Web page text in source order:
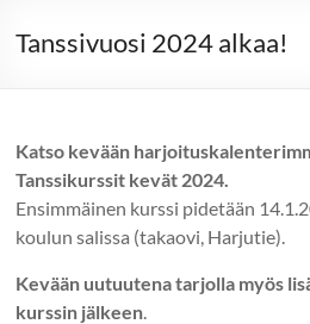
sivut
Tanssivuosi 2024 alkaa!
Katso kevään
Tanssikurssit kevät 2024.
Ensimmäinen kurssi pidetään
koulun salissa (takaovi, Harjutie).
Kevään uutuutena tarjolla myös
kurssin jälkeen